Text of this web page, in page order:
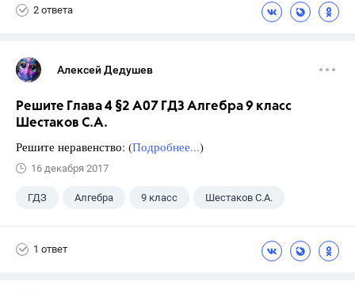
2 ответа
Алексей Дедушев
Решите Глава 4 §2 А07 ГДЗ Алгебра 9 класс
Шестаков С.А.
Решите неравенство: (Подробнее...)
16 декабря 2017
ГДЗ Алгебра 9 класс Шестаков С.А.
1 ответ